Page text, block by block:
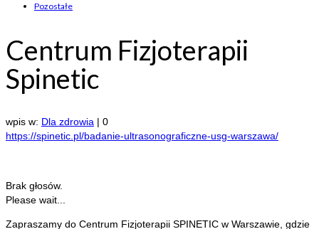
Pozostałe
Centrum Fizjoterapii
Spinetic
wpis w: Dla zdrowia | 0
https://spinetic.pl/badanie-ultrasonograficzne-usg-warszawa/
Brak głosów.
Please wait...
Zapraszamy do Centrum Fizjoterapii SPINETIC w Warszawie, gdzie